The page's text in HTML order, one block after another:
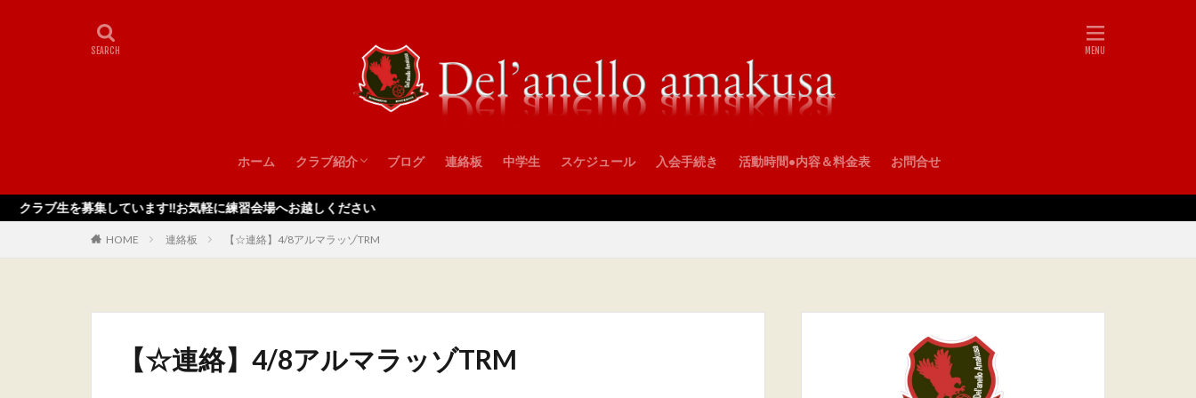
ホーム クラブ紹介
スタッフ
ブログ 連絡板 中学生 スケジュール 入会手続き 活動時間•内容＆料金表 お問合せ
募集しています‼️お気軽に練習会場へお越しください
HOME 連絡板 【☆連絡】4/8アルマラッゾTRM
【☆連絡】4/8アルマラッゾTRM